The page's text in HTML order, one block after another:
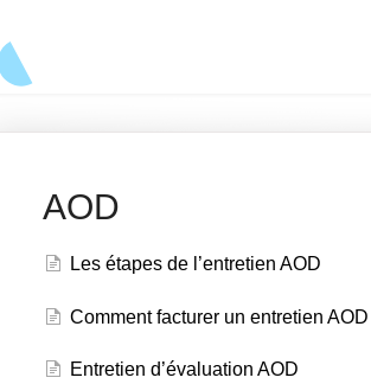
AOD
Les étapes de l’entretien AOD
Comment facturer un entretien
Entretien d’évaluation AOD